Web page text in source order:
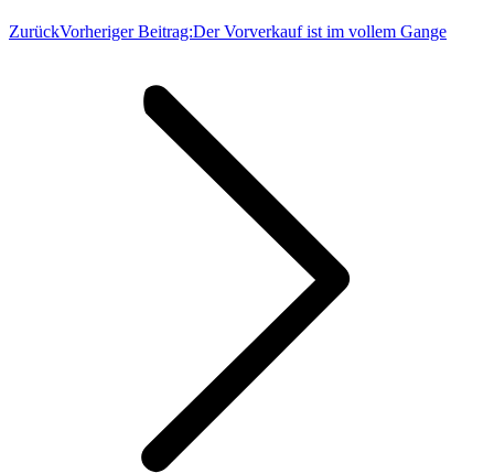
ZurückVorheriger Beitrag:Der Vorverkauf ist im vollem Gange